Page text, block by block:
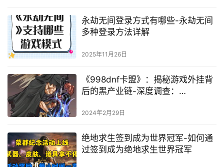
永劫无间登录方式有哪些-永劫无间
多种登录方法详解
2025年11月26日
《998dnf卡盟》：揭秘游戏外挂背
后的黑产业链-深度调查：
2024年2月29日
绝地求生签到成为世界冠军-如何通
过签到成为绝地求生世界冠军